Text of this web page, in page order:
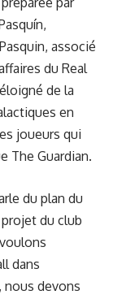
associé
du Real
de la
en
joueurs qui
The Guardian.
du plan du
du club
dans
devons